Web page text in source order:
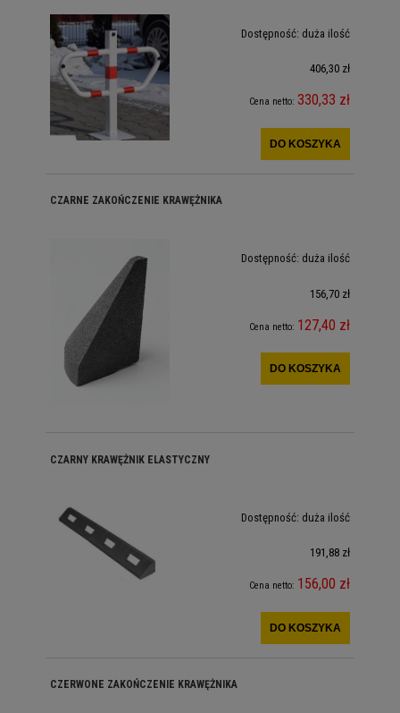
Dostępność: duża ilość
406,30 zł
Cena netto: 330,33 zł
DO KOSZYKA
CZARNE ZAKOŃCZENIE KRAWĘŻNIKA
Dostępność: duża ilość
156,70 zł
Cena netto: 127,40 zł
DO KOSZYKA
CZARNY KRAWĘŻNIK ELASTYCZNY
Dostępność: duża ilość
191,88 zł
Cena netto: 156,00 zł
DO KOSZYKA
CZERWONE ZAKOŃCZENIE KRAWĘŻNIKA